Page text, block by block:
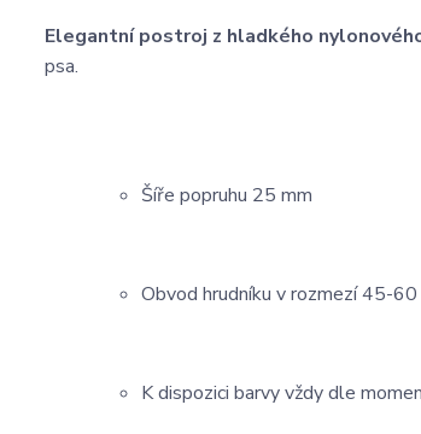
Elegantní postroj z hladkého
psa.
Šíře popruhu 25 mm
Obvod hrudníku v rozmezí 45-60
K dispozici barvy vždy dle